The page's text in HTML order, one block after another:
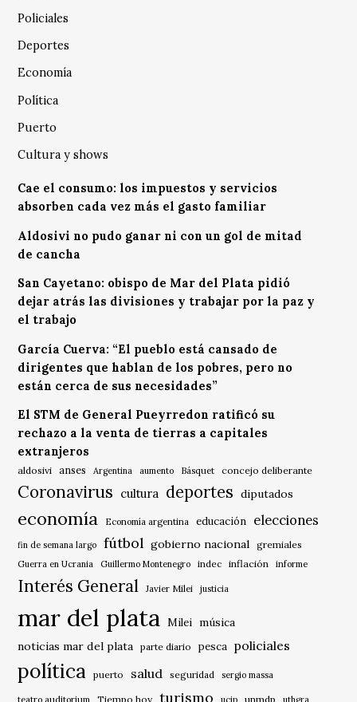
Policiales
Deportes
Economía
Política
Puerto
Cultura y shows
Cae el consumo: los impuestos y servicios
absorben cada vez más el gasto familiar
Aldosivi no pudo ganar ni con un gol de mitad
de cancha
San Cayetano: obispo de Mar del Plata pidió
dejar atrás las divisiones y trabajar por la paz y
el trabajo
García Cuerva: “El pueblo está cansado de
dirigentes que hablan de los pobres, pero no
están cerca de sus necesidades”
El STM de General Pueyrredon ratificó su
rechazo a la venta de tierras a capitales
extranjeros
aldosivi anses Argentina aumento Básquet concejo deliberante
Coronavirus cultura deportes diputados
economía Economía argentina educación elecciones
fin de semana largo fútbol gobierno nacional gremiales
Guerra en Ucrania Guillermo Montenegro indec inflación informe
Interés General Javier Milei justicia
mar del plata Milei música
noticias mar del plata
parte diario pesca policiales
política puerto salud seguridad sergio massa
teatro auditorium Tiempo hoy turismo ucip unmdp uthgra